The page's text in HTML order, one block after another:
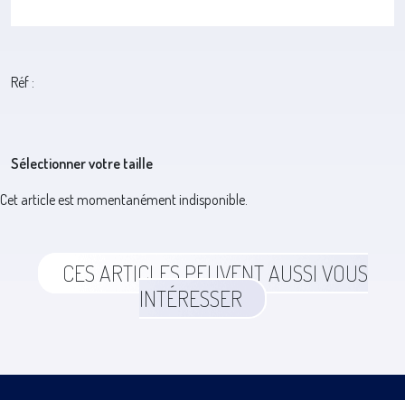
Réf :
Sélectionner votre taille
Cet article est momentanément indisponible.
CES ARTICLES PEUVENT AUSSI VOUS
INTÉRESSER